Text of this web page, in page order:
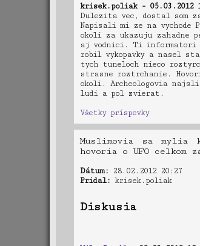
krisek.poliak - 05.03.2012
Dulezita vec, dostal som
Napisali mi ze na vychode
okoli za ukazuju zahadne
aj vodnici. Ti informatori
robil vykopavky a nasel
tych tuneloch nieco
strasne roztrchanie.
okoli. Archeologovia
ludi a pol zvierat.
Všetky príspevky
Muslimovia sa
hovoria o UFO
Dátum: 28.02.2012 20:27
Pridal: krisek.poliak
Diskusia